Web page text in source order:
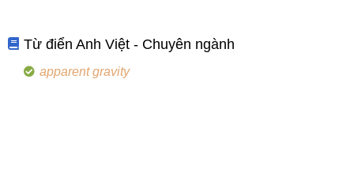
Từ điển Anh Việt - Chuyên ngành
apparent gravity